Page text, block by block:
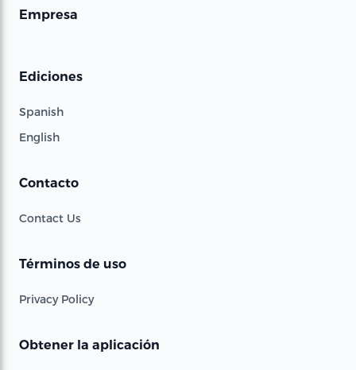
Empresa
Ediciones
Spanish
English
Contacto
Contact Us
Términos de uso
Privacy Policy
Obtener la aplicación